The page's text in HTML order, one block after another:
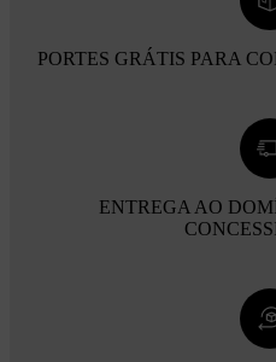
PORTES GRÁTIS PARA
ENTREGA AO